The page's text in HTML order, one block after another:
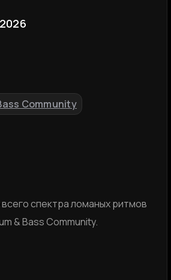
Community
спектра ломаных ритмов
& Bass Community.